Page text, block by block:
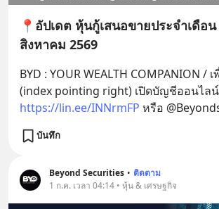
📍อัปเดต หุ้นกู้เสนอขายประจำเดือ
สิงหาคม 2569
BYD : YOUR WEALTH COMPANION /
https://lin.ee/INNrmFP หรือ
บันทึก
Beyond Securities • ติดตาม
1 ก.ค. เวลา 04:14 • หุ้น & เศรษฐกิจ